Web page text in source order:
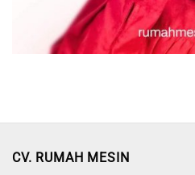
CV. RUMAH MESIN